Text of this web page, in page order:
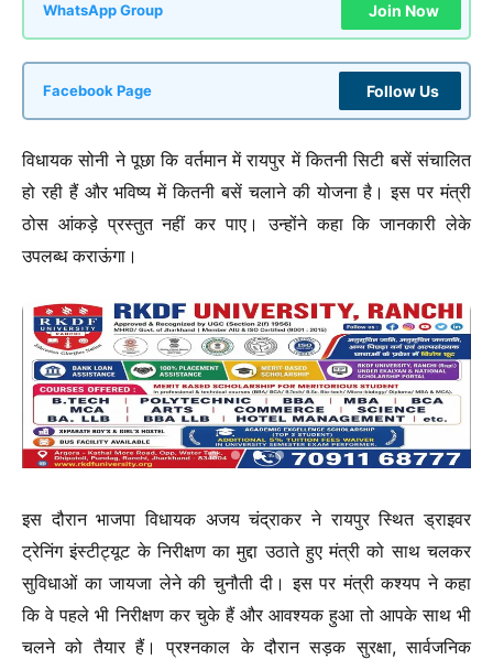
WhatsApp Group Join Now
Facebook Page Follow Us
विधायक सोनी ने पूछा कि वर्तमान में रायपुर में कितनी सिटी बसें संचालित
हो रही हैं और भविष्य में कितनी बसें चलाने की योजना है। इस पर मंत्री
ठोस आंकड़े प्रस्तुत नहीं कर पाए। उन्होंने कहा कि जानकारी लेके
उपलब्ध कराऊंगा।
इस दौरान भाजपा विधायक अजय चंद्राकर ने रायपुर स्थित ड्राइवर
ट्रेनिंग इंस्टीट्यूट के निरीक्षण का मुद्दा उठाते हुए मंत्री को साथ चलकर
सुविधाओं का जायजा लेने की चुनौती दी। इस पर मंत्री कश्यप ने कहा
कि वे पहले भी निरीक्षण कर चुके हैं और आवश्यक हुआ तो आपके साथ भी
चलने को तैयार हैं। प्रश्नकाल के दौरान सड़क सुरक्षा, सार्वजनिक